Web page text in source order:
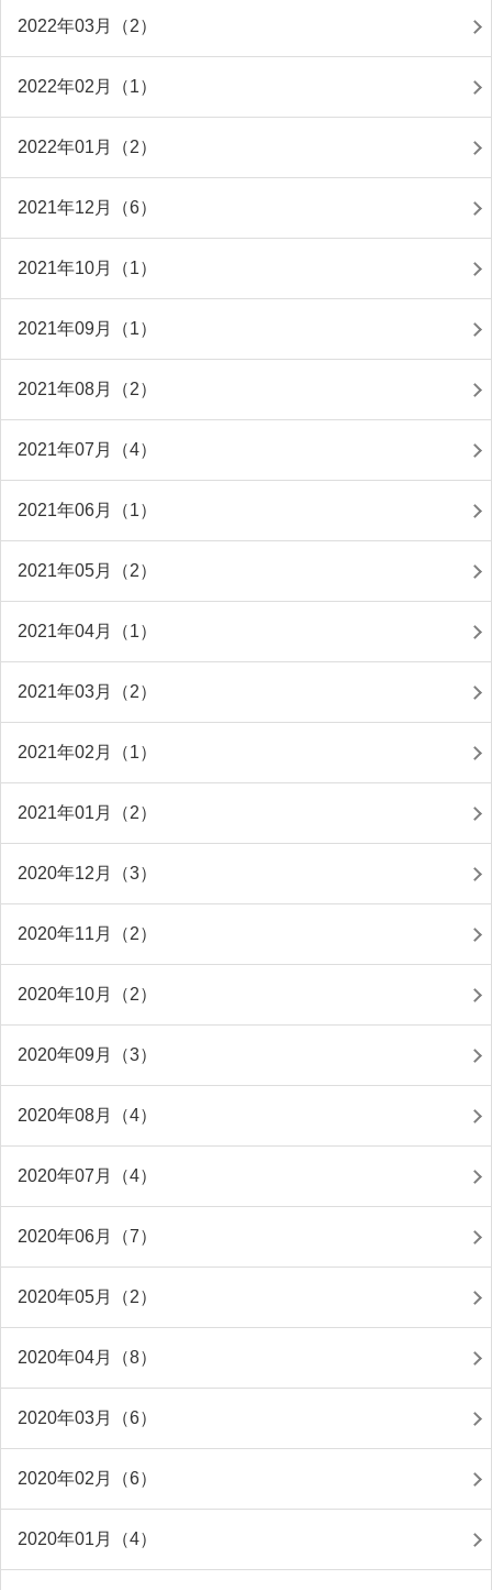
2022年03月（2）
2022年02月（1）
2022年01月（2）
2021年12月（6）
2021年10月（1）
2021年09月（1）
2021年08月（2）
2021年07月（4）
2021年06月（1）
2021年05月（2）
2021年04月（1）
2021年03月（2）
2021年02月（1）
2021年01月（2）
2020年12月（3）
2020年11月（2）
2020年10月（2）
2020年09月（3）
2020年08月（4）
2020年07月（4）
2020年06月（7）
2020年05月（2）
2020年04月（8）
2020年03月（6）
2020年02月（6）
2020年01月（4）